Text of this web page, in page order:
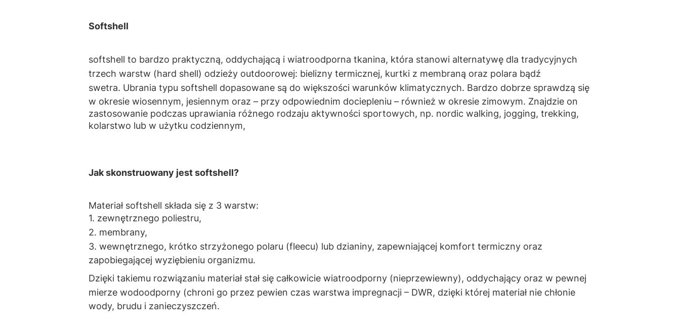
Softshell
softshell to bardzo praktyczną, oddychającą i wiatroodporna tkanina, która stanowi alternatywę dla tradycyjnych
trzech warstw (hard shell) odzieży outdoorowej: bielizny termicznej, kurtki z membraną oraz polara bądź
swetra. Ubrania typu softshell dopasowane są do większości warunków klimatycznych. Bardzo dobrze sprawdzą się
w okresie wiosennym, jesiennym oraz – przy odpowiednim dociepleniu – również w okresie zimowym. Znajdzie on
zastosowanie podczas uprawiania różnego rodzaju aktywności sportowych, np. nordic walking, jogging, trekking,
kolarstwo lub w użytku codziennym,
Jak skonstruowany jest softshell?
Materiał softshell składa się z 3 warstw:
1. zewnętrznego poliestru,
2. membrany,
3. wewnętrznego, krótko strzyżonego polaru (fleecu) lub dzianiny, zapewniającej komfort termiczny oraz
zapobiegającej wyziębieniu organizmu.
Dzięki takiemu rozwiązaniu materiał stał się całkowicie wiatroodporny(nieprzewiewny), oddychającyoraz w pewnej
mierze wodoodporny(chroni go przez pewien czas warstwa impregnacji – DWR, dzięki której materiał nie chłonie
wody, brudu i zanieczyszczeń.